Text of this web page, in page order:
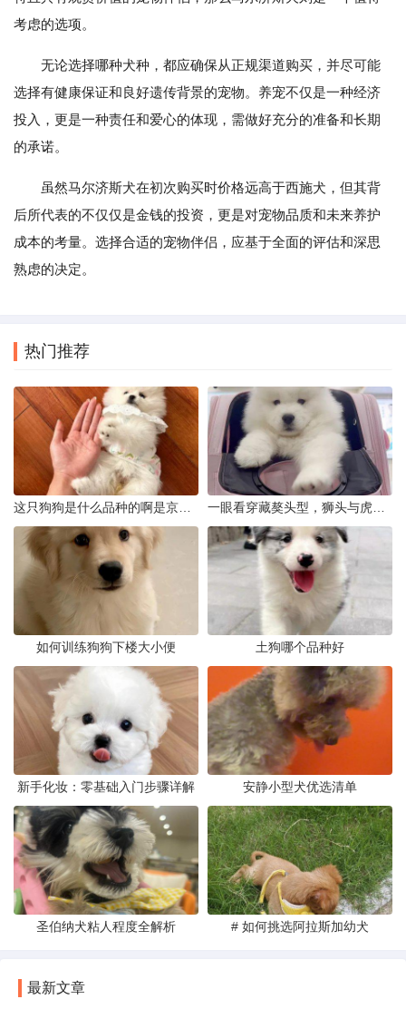
考虑的选项。
无论选择哪种犬种，都应确保从正规渠道购买，并尽可能
选择有健康保证和良好遗传背景的宠物。养宠不仅是一种经济
投入，更是一种责任和爱心的体现，需做好充分的准备和长期
的承诺。
虽然马尔济斯犬在初次购买时价格远高于西施犬，但其背
后所代表的不仅仅是金钱的投资，更是对宠物品质和未来养护
成本的考量。选择合适的宠物伴侣，应基于全面的评估和深思
熟虑的决定。
热门推荐
如何训练狗狗下楼大小便 土狗哪个品种好
新手化妆：零基础入门步骤详解 安静小型犬优选清单
圣伯纳犬粘人程度全解析 # 如何挑选阿拉斯加幼犬
最新文章